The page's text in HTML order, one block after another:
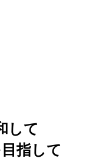
して
指して